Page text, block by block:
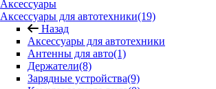
Аксессуары
Аксессуары для автотехники(19)
Назад
Аксессуары для автотехники
Антенны для авто(1)
Держатели(8)
Зарядные устройства(9)